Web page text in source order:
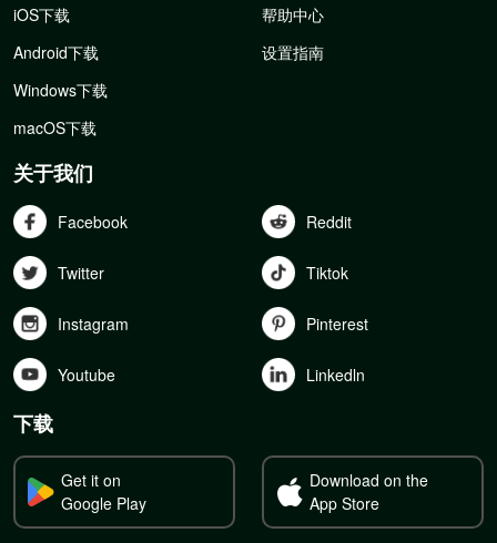
iOS下载
Android下载
Windows下载
macOS下载
帮助中心
设置指南
关于我们
Facebook Reddit
Twitter Tiktok
Instagram Pinterest
Youtube Linkedln
下载
Get it on
Google Play
Download on the
App Store